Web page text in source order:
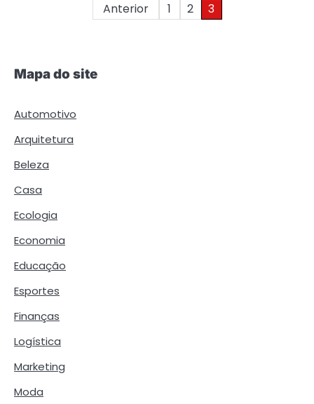
Anterior 1 2 3
Mapa do site
Automotivo
Arquitetura
Beleza
Casa
Ecologia
Economia
Educação
Esportes
Finanças
Logística
Marketing
Moda